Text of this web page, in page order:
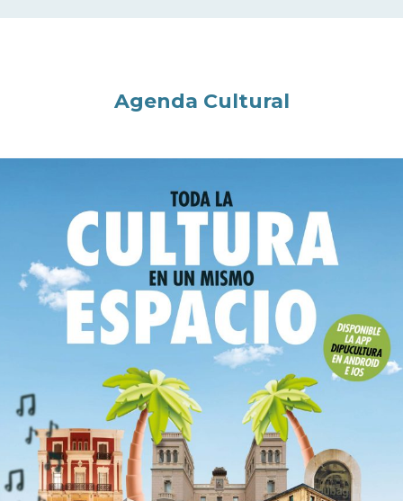
Agenda Cultural